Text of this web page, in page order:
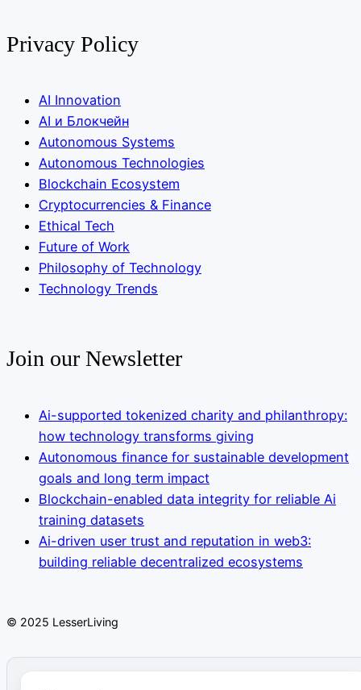
Privacy Policy
AI Innovation
AI и Блокчейн
Autonomous Systems
Autonomous Technologies
Blockchain Ecosystem
Cryptocurrencies & Finance
Ethical Tech
Future of Work
Philosophy of Technology
Technology Trends
Join our Newsletter
Ai-supported tokenized charity and philanthropy:
how technology transforms giving
Autonomous finance for sustainable development
goals and long term impact
Blockchain-enabled data integrity for reliable Ai
training datasets
Ai-driven user trust and reputation in web3:
building reliable decentralized ecosystems
© 2025 LesserLiving